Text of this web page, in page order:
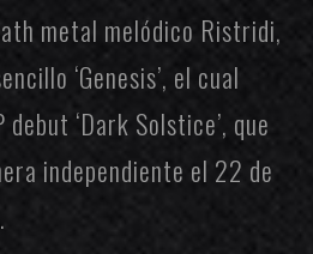
metal melódico Ristridi,
‘Genesis’, el cual
‘Dark Solstice’, que
independiente el 22 de